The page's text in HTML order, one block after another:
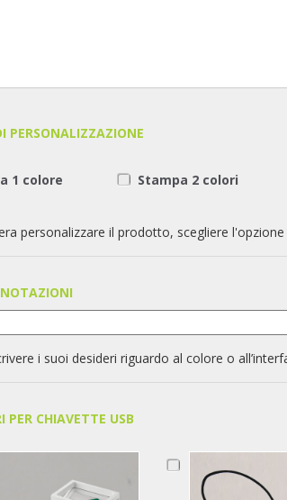
PERSONALIZZAZIONE
1 colore Stampa 2 colori
personalizzare il prodotto, scegliere
i suoi desideri riguardo al colore o
PER CHIAVETTE USB